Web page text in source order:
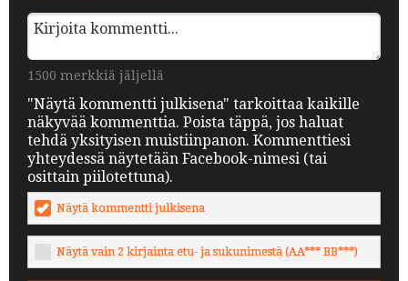
1500 merkkiä jäljellä
"Näytä kommentti julkisena" tarkoittaa kaikille
näkyvää kommenttia. Poista täppä, jos haluat
tehdä yksityisen muistiinpanon. Kommenttiesi
yhteydessä näytetään Facebook-nimesi (tai
osittain piilotettuna).
Näytä kommentti julkisena
Näytä vain 2 kirjainta etu- ja sukunimestä (AA*** BB***)